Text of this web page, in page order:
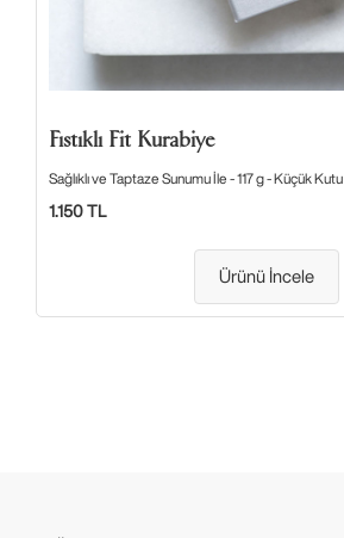
Fıstıklı Fit Kurabiye
Sağlıklı ve Taptaze Sunumu İle - 117 g - Küçük Kutu
1.150 TL
Ürünü İncele